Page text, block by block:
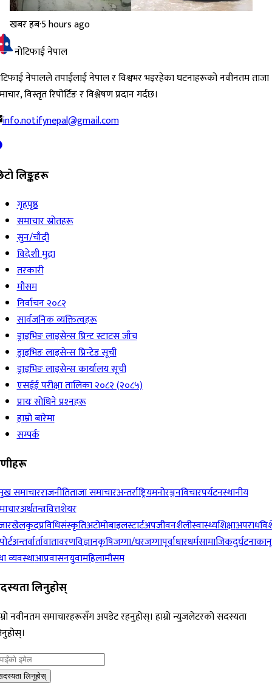
खबर हब·5 hours ago
नोटिफाई नेपाल
नेपालले तपाईंलाई नेपाल र विश्वभर भइरहेका घटनाहरूको नवीनतम ताजा
विस्तृत रिपोर्टिङ र विश्लेषण प्रदान गर्दछ।
info.notifynepal@gmail.com
लिङ्कहरू
गृहपृष्ठ
समाचार स्रोतहरू
सुन/चाँदी
विदेशी मुद्रा
तरकारी
मौसम
निर्वाचन २०८२
सार्वजनिक व्यक्तित्वहरू
ड्राइभिङ लाइसेन्स प्रिन्ट स्टाटस जाँच
ड्राइभिङ लाइसेन्स प्रिन्टेड सूची
ड्राइभिङ लाइसेन्स कार्यालय सूची
एसईई परीक्षा तालिका २०८२ (२०८५)
प्रायः सोधिने प्रश्‍नहरू
हाम्रो बारेमा
सम्पर्क
समाचारराजनीतिताजा समाचारअन्तर्राष्ट्रियमनोरञ्जनविचारपर्यटनस्थानीय
अर्थतन्त्रवित्तशेयर
खेलकुदप्रविधिसंस्कृतिअटोमोबाइलस्टार्टअपजीवनशैलीस्वास्थ्यशिक्षाअपराध
अन्तर्वार्तावातावरणविज्ञानकृषिजग्गा/घरजग्गापूर्वाधारधर्मसामाजिकदुर्घटना
व्यवस्थाआप्रवासनयुवामहिलामौसम
लिनुहोस्
नवीनतम समाचारहरूसँग अपडेट रहनुहोस्। हाम्रो न्युजलेटरको सदस्यता
लिनुहोस्